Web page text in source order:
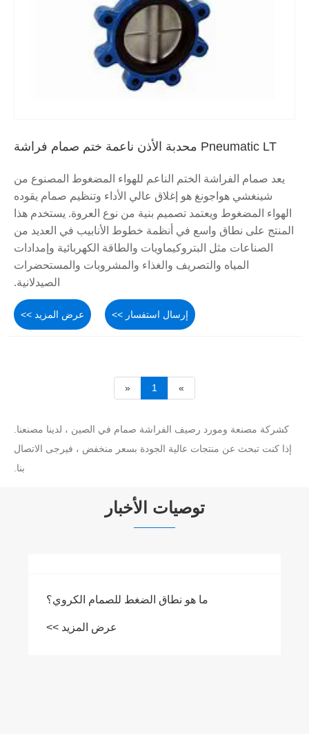
Pneumatic LT محدبة الأذن ناعمة ختم صمام فراشة
يعد صمام الفراشة الختم الناعم للهواء المضغوط المصنوع من
شينغشي هواجونغ هو إغلاق عالي الأداء وتنظيم صمام يقوده
الهواء المضغوط ويعتمد تصميم بنية من نوع العروة. يستخدم هذا
المنتج على نطاق واسع في أنظمة خطوط الأنابيب في العديد من
الصناعات مثل البتروكيماويات والطاقة الكهربائية وإمدادات
المياه والتصريف والغذاء والمشروبات والمستحضرات
الصيدلانية.
عرض المزيد >> إرسال استفسار >>
« 1 »
كشركة مصنعة ومورد رصيف الفراشة صمام في الصين ، لدينا مصنعنا.
إذا كنت تبحث عن منتجات عالية الجودة بسعر منخفض ، فيرجى الاتصال
بنا.
توصيات الأخبار
ما هو نطاق الضغط للصمام الكروي؟
عرض المزيد >>